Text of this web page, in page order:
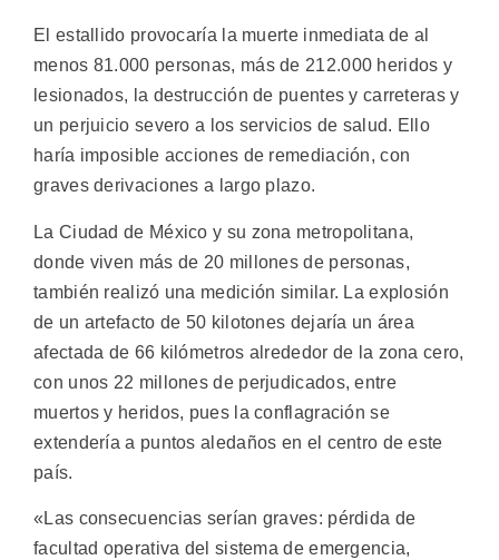
El estallido provocaría la muerte inmediata de al
menos 81.000 personas, más de 212.000 heridos y
lesionados, la destrucción de puentes y carreteras y
un perjuicio severo a los servicios de salud. Ello
haría imposible acciones de remediación, con
graves derivaciones a largo plazo.
La Ciudad de México y su zona metropolitana,
donde viven más de 20 millones de personas,
también realizó una medición similar. La explosión
de un artefacto de 50 kilotones dejaría un área
afectada de 66 kilómetros alrededor de la zona cero,
con unos 22 millones de perjudicados, entre
muertos y heridos, pues la conflagración se
extendería a puntos aledaños en el centro de este
país.
«Las consecuencias serían graves: pérdida de
facultad operativa del sistema de emergencia,